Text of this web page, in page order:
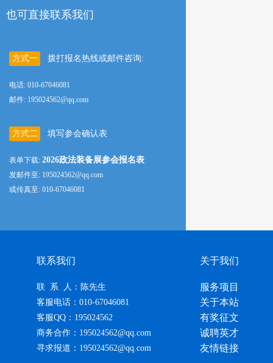
也可直接联系我们
方式一 拨打报名热线或邮件咨询:
电话: 010-67046081
邮件: 195024562@qq.com
方式二 填写参会确认表
表单下载: 2026政法装备展参会报名表
发邮件至: 195024562@qq.com
或传真至: 010-67046081
联系我们
联 系 人：陈先生
客服电话：010-67046081
客服QQ：195024562
商务合作：195024562@qq.com
寻求报道：195024562@qq.com
关于我们
服务项目
关于本站
有奖征文
诚聘英才
友情链接